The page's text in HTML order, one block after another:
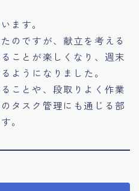
ます。
のですが、献立を考える
ことが楽しくなり、週末
ようになりました。
ことや、段取りよく作業
タスク管理にも通じる部
。